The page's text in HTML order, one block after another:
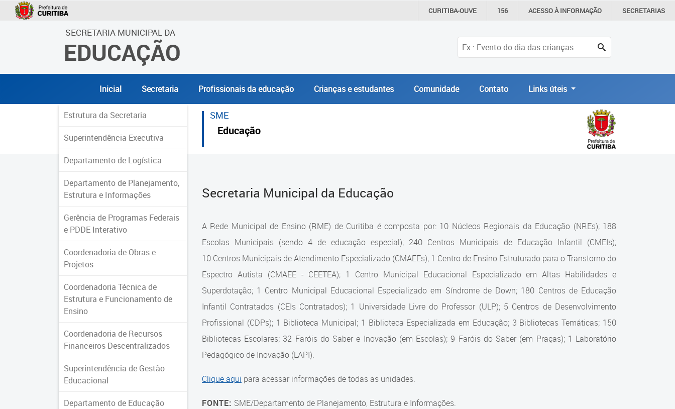
CURITIBA-OUVE 156 ACESSO ÀINFORMAÇÃO SECRETARIAS
SECRETARIA MUNICIPAL DA
EDUCAÇÃO
Inicial Secretaria Profissionais da educação Crianças e estudantes Comunidade Contato Links úteis
Estrutura da Secretaria
Superintendência Executiva
Departamento de Logística
Departamento de Planejamento,
Estrutura e Informações
Gerência de Programas Federais
e PDDE Interativo
Coordenadoria de Obras e
Projetos
Coordenadoria Técnica de
Estrutura e Funcionamento de
Ensino
Coordenadoria de Recursos
Financeiros Descentralizados
Superintendência de Gestão
Educacional
Departamento de Educação
SME
Educação
Secretaria Municipal da Educação
A Rede Municipal de Ensino (RME) de Curitiba é composta por: 10 Núcleos Regionais da Educação (NREs); 188
Escolas Municipais (sendo 4 de educação especial); 240 Centros Municipais de Educação Infantil (CMEIs);
10 Centros Municipais de Atendimento Especializado (CMAEEs); 1 Centro de Ensino Estruturado para o Transtorno do
Espectro Autista (CMAEE - CEETEA); 1 Centro Municipal Educacional Especializado em Altas Habilidades e
Superdotação; 1 Centro Municipal Educacional Especializado em Síndrome de Down; 180 Centros de Educação
Infantil Contratados (CEIs Contratados); 1 Universidade Livre do Professor (ULP); 5 Centros de Desenvolvimento
Profissional (CDPs); 1 Biblioteca Municipal; 1 Biblioteca Especializada em Educação; 3 Bibliotecas Temáticas; 150
Bibliotecas Escolares; 32 Faróis do Saber e Inovação (em Escolas); 9 Faróis do Saber (em Praças); 1 Laboratório
Pedagógico de Inovação (LAPI).
Clique aqui para acessar informações de todas as unidades.
FONTE: SME/Departamento de Planejamento, Estrutura e Informações.